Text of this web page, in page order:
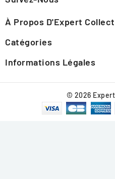
À Propos D'Expert
Catégories
Informations Légales
© 2026